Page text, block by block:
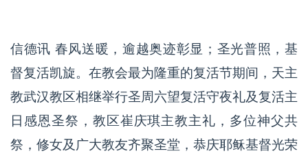
信德讯 春风送暖，逾越奥迹彰显；圣光普照，基
督复活凯旋。在教会最为隆重的复活节期间，天主
教武汉教区相继举行圣周六望复活守夜礼及复活主
日感恩圣祭，教区崔庆琪主教主礼，多位神父共
祭，修女及广大教友齐聚圣堂，恭庆耶稣基督光荣